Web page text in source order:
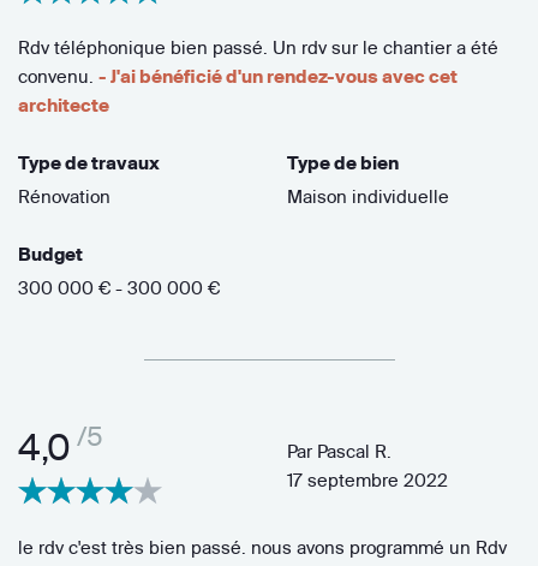
Rdv téléphonique bien passé. Un rdv sur le chantier a été
convenu. - J'ai bénéficié d'un rendez-vous avec cet
architecte
Type de travaux
Rénovation
Type de bien
Maison individuelle
Budget
300 000 € - 300 000 €
4,0 /5 Par Pascal R.
17 septembre 2022
le rdv c'est très bien passé. nous avons programmé un Rdv